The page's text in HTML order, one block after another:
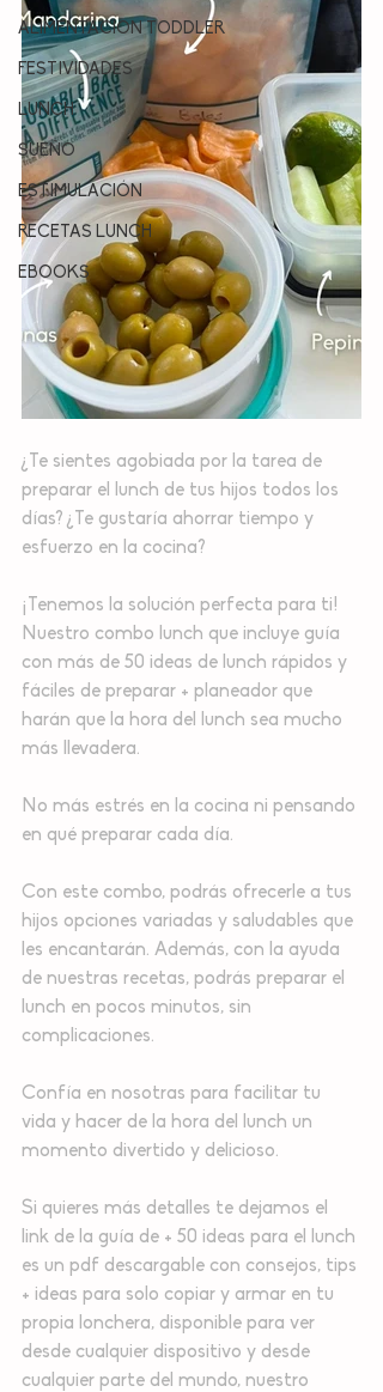
ALIMENTACION TODDLER
FESTIVIDADES
LUNCH
SUEÑO
ESTIMULACIÓN
RECETAS LUNCH
EBOOKS
¿Te sientes agobiada por la tarea de
preparar el lunch de tus hijos todos los
días? ¿Te gustaría ahorrar tiempo y
esfuerzo en la cocina?
¡Tenemos la solución perfecta para ti!
Nuestro combo lunch que incluye guía
con más de 50 ideas de lunch rápidos y
fáciles de preparar + planeador que
harán que la hora del lunch sea mucho
más llevadera.
No más estrés en la cocina ni pensando
en qué preparar cada día.
Con este combo, podrás ofrecerle a tus
hijos opciones variadas y saludables que
les encantarán. Además, con la ayuda
de nuestras recetas, podrás preparar el
lunch en pocos minutos, sin
complicaciones.
Confía en nosotras para facilitar tu
vida y hacer de la hora del lunch un
momento divertido y delicioso.
Si quieres más detalles te dejamos el
link de la guía de + 50 ideas para el lunch
es un pdf descargable con consejos, tips
+ ideas para solo copiar y armar en tu
propia lonchera, disponible para ver
desde cualquier dispositivo y desde
cualquier parte del mundo, nuestro